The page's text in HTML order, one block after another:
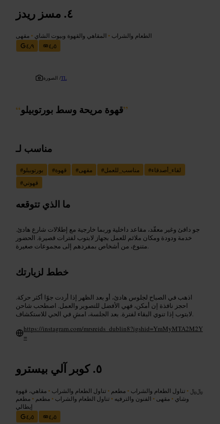
مسز ريدز
الطعام والشراب • المقاهي والقهوة وبيوت الشاي • مقهى
٤٫٩
٤٫٥
الصورة /TL
“قهوة مريحة وسط بورتوبيلو”
مناسب لـ
#بورتوبيلو #قهوة #مقهى #مناسب_للعمل #لقاء_أصدقاء
#قهوتي
ما الذي تتوقعه
جو دافئ وغير معقّد، مقاعد داخلية وربما خارجية مع إطلالات شارع هادئ.
خدمة ودودة ومكان ملائم للعمل بجهاز لابتوب لفترات قصيرة. الحضور
متنوع، من أشخاص بمفردهم إلى مجموعات صغيرة.
خطط لزيارتك
اذهب في الصباح لجلوس هادئ، أو بعد الظهر إذا أردت جوًا أكثر حركة.
احجز نافذة إن أمكن، فهي الأفضل للتصوير والعمل. اصطحب شاحن
لابتوب إذا تنوي البقاء لفترة. بعد الجلسة، امشِ في الحي للاستكشاف.
https://instagram.com/mrsreids_dublin8?igshid=YmMyMTA2M2Y
=
كوبر آلي بيسترو
﷼﷼ • تناول الطعام والشراب • مطعم • تناول الطعام والشراب • مقاهي، قهوة
وشاي • مقهى • الفنون والترفيه • تناول الطعام والشراب • مطعم • مطعم
إيطالي
٤٫٥
٤٫٥